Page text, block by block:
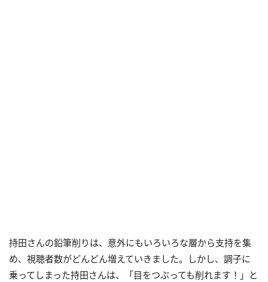
持田さんの鉛筆削りは、意外にもいろいろな層から支持を集
め、視聴者数がどんどん増えていきました。しかし、調子に
乗ってしまった持田さんは、「目をつぶっても削れます！」と